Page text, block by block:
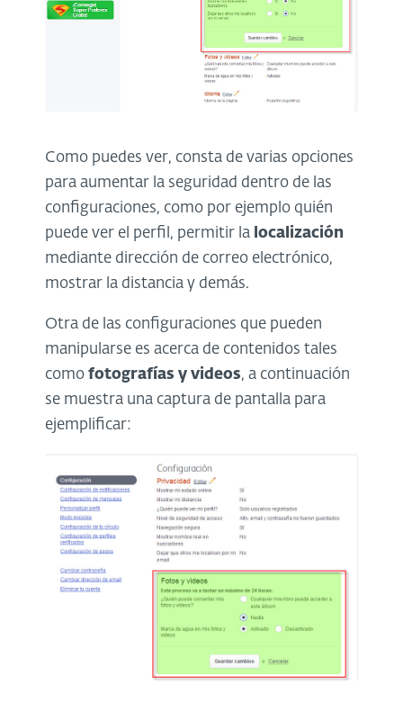
Como puedes ver, consta de varias opciones
para aumentar la seguridad dentro de las
configuraciones, como por ejemplo quién
puede ver el perfil, permitir la localización
mediante dirección de correo electrónico,
mostrar la distancia y demás.
Otra de las configuraciones que pueden
manipularse es acerca de contenidos tales
como fotografías y videos, a continuación
se muestra una captura de pantalla para
ejemplificar: